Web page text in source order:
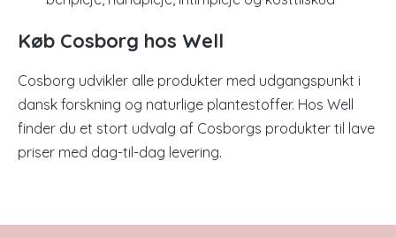
Køb Cosborg hos Well
Cosborg udvikler alle produkter med udgangspunkt i
dansk forskning og naturlige plantestoffer. Hos Well
finder du et stort udvalg af Cosborgs produkter til lave
priser med dag-til-dag levering.